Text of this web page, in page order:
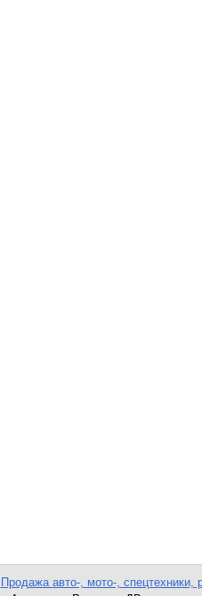
Продажа авто-, мото-, спецтехники,